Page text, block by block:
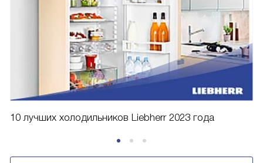
10 лучших холодильников Liebherr 2023 года